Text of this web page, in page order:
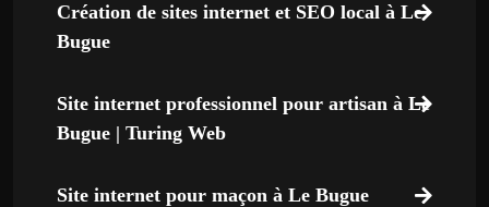
Création de sites internet et SEO local à Le
Bugue
Site internet professionnel pour artisan à Le
Bugue | Turing Web
Site internet pour maçon à Le Bugue